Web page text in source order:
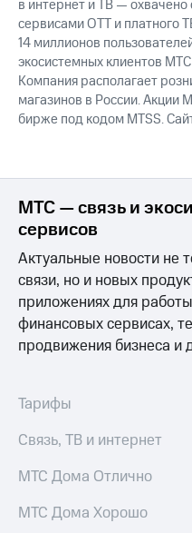
в интернет и ТВ —
сервисами OTT и платного
14 миллионов
экосистемных клиентов
Компания располагает
магазинов в России. Акции
бирже под кодом MTSS.
МТС — связь и
сервисов
Актуальные новости не
связи, но и новых
приложениях для
финансовых сервисах,
продвижения бизнеса и
Тарифы
Связь, ТВ и интернет
МТС Дома Отлично
МТС Дома Хорошо